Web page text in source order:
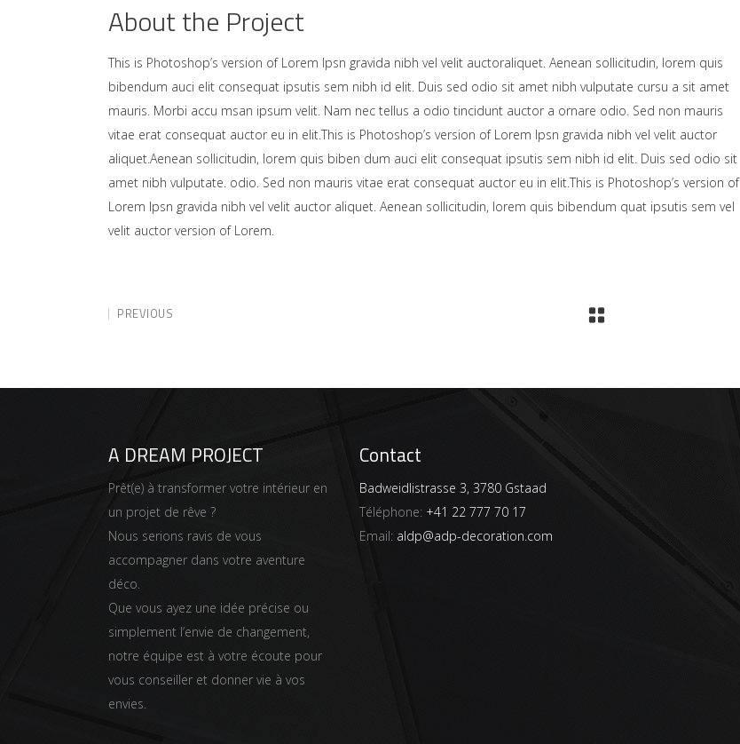
About the Project
This is Photoshop’s version of Lorem Ipsn gravida nibh vel velit auctoraliquet. Aenean sollicitudin, lorem quis
bibendum auci elit consequat ipsutis sem nibh id elit. Duis sed odio sit amet nibh vulputate cursu a sit amet
mauris. Morbi accu msan ipsum velit. Nam nec tellus a odio tincidunt auctor a ornare odio. Sed non mauris
vitae erat consequat auctor eu in elit.This is Photoshop’s version of Lorem Ipsn gravida nibh vel velit auctor
aliquet.Aenean sollicitudin, lorem quis biben dum auci elit consequat ipsutis sem nibh id elit. Duis sed odio sit
amet nibh vulputate. odio. Sed non mauris vitae erat consequat auctor eu in elit.This is Photoshop’s version of
Lorem Ipsn gravida nibh vel velit auctor aliquet. Aenean sollicitudin, lorem quis bibendum quat ipsutis sem vel
velit auctor version of Lorem.
PREVIOUS
A DREAM PROJECT
Prêt(e) à transformer votre intérieur en
un projet de rêve ?
Nous serions ravis de vous
accompagner dans votre aventure
déco.
Que vous ayez une idée précise ou
simplement l’envie de changement,
notre équipe est à votre écoute pour
vous conseiller et donner vie à vos
envies.
Contact
Badweidlistrasse 3, 3780 Gstaad
Téléphone: +41 22 777 70 17
Email: aldp@adp-decoration.com